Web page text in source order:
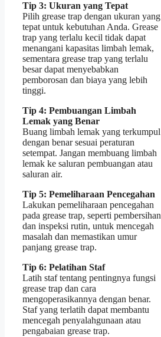
Tip 3: Ukuran yang Tepat
Pilih grease trap dengan ukuran yang
tepat untuk kebutuhan Anda. Grease
trap yang terlalu kecil tidak dapat
menangani kapasitas limbah lemak,
sementara grease trap yang terlalu
besar dapat menyebabkan
pemborosan dan biaya yang lebih
tinggi.
Tip 4: Pembuangan Limbah
Lemak yang Benar
Buang limbah lemak yang terkumpul
dengan benar sesuai peraturan
setempat. Jangan membuang limbah
lemak ke saluran pembuangan atau
saluran air.
Tip 5: Pemeliharaan Pencegahan
Lakukan pemeliharaan pencegahan
pada grease trap, seperti pembersihan
dan inspeksi rutin, untuk mencegah
masalah dan memastikan umur
panjang grease trap.
Tip 6: Pelatihan Staf
Latih staf tentang pentingnya fungsi
grease trap dan cara
mengoperasikannya dengan benar.
Staf yang terlatih dapat membantu
mencegah penyalahgunaan atau
pengabaian grease trap.